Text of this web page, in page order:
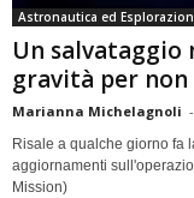
Astronautica ed
Un salvataggio
gravità per
Marianna Michelagnoli -
Risale a qualche giorno fa
aggiornamenti
Mission)